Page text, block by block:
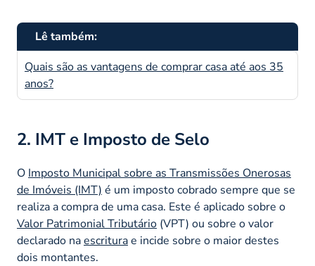
Lê também:
Quais são as vantagens de comprar casa até aos 35
anos?
2. IMT e Imposto de Selo
O Imposto Municipal sobre as Transmissões Onerosas
de Imóveis (IMT) é um imposto cobrado sempre que se
realiza a compra de uma casa. Este é aplicado sobre o
Valor Patrimonial Tributário (VPT) ou sobre o valor
declarado naescriturae incide sobre o maior destes
dois montantes.